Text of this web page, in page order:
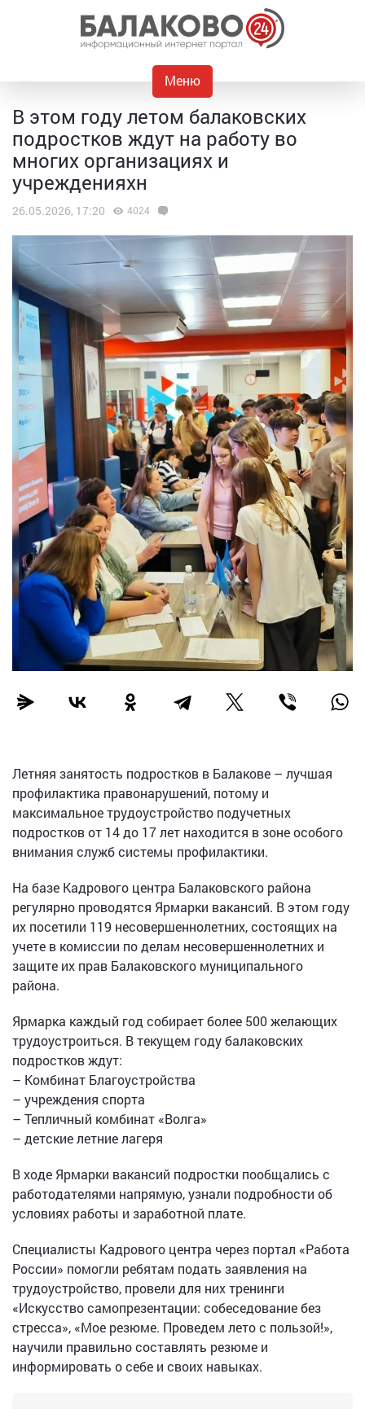
Меню
В этом году летом балаковских
подростков ждут на работу во
многих организациях и
учрежденияхн
26.05.2026, 17:20 4024
Летняя занятость подростков в Балакове – лучшая
профилактика правонарушений, потому и
максимальное трудоустройство подучетных
подростков от 14 до 17 лет находится в зоне особого
внимания служб системы профилактики.
На базе Кадрового центра Балаковского района
регулярно проводятся Ярмарки вакансий. В этом году
их посетили 119 несовершеннолетних, состоящих на
учете в комиссии по делам несовершеннолетних и
защите их прав Балаковского муниципального
района.
Ярмарка каждый год собирает более 500 желающих
трудоустроиться. В текущем году балаковских
подростков ждут:
– Комбинат Благоустройства
– учреждения спорта
– Тепличный комбинат «Волга»
– детские летние лагеря
В ходе Ярмарки вакансий подростки пообщались с
работодателями напрямую, узнали подробности об
условиях работы и заработной плате.
Специалисты Кадрового центра через портал «Работа
России» помогли ребятам подать заявления на
трудоустройство, провели для них тренинги
«Искусство самопрезентации: собеседование без
стресса», «Мое резюме. Проведем лето с пользой!»,
научили правильно составлять резюме и
информировать о себе и своих навыках.